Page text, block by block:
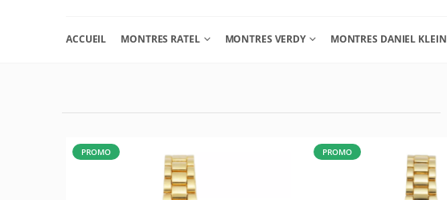
ACCUEIL MONTRES RATEL MONTRES VERDY MONTRES DANIEL KLEIN
PROMO PROMO